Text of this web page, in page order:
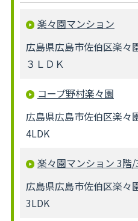
楽々園マンション
広島県広島市佐伯区楽々
３ＬＤＫ
コープ野村楽々園
広島県広島市佐伯区楽々
4LDK
楽々園マンション 3階/
広島県広島市佐伯区楽々
3LDK